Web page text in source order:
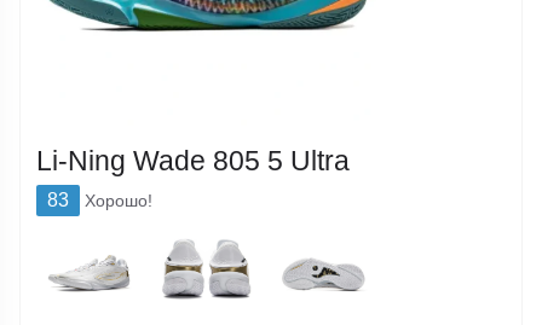
Li-Ning Wade 805 5 Ultra
83 Хорошо!